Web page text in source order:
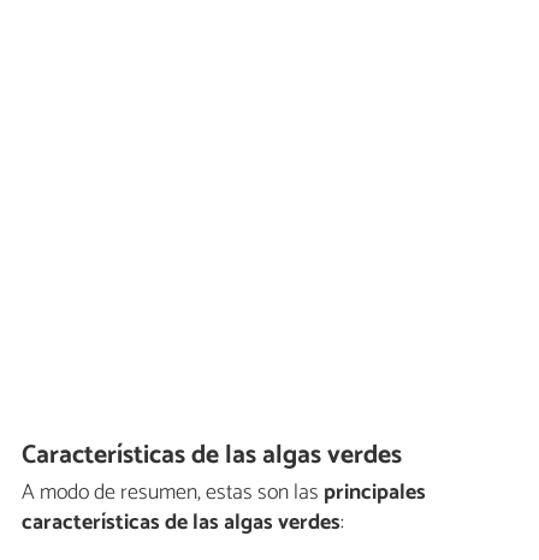
Características de las algas verdes
A modo de resumen, estas son las principales
características de las algas verdes: